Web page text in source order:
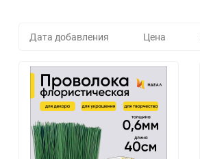
Дата добавления Цена